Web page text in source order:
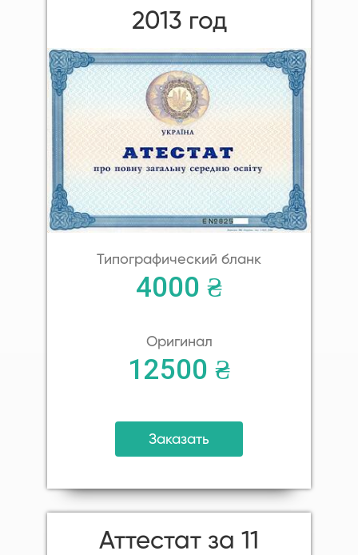
2013 год
Типографический бланк
4000 ₴
Оригинал
12500 ₴
Заказать
Аттестат за 11